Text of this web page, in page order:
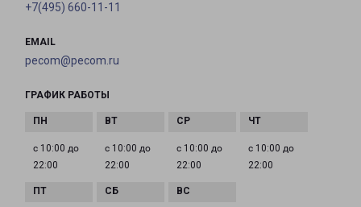
+7(495) 660-11-11
EMAIL
pecom@pecom.ru
ГРАФИК РАБОТЫ
с 10:00 до
22:00
с 10:00 до
22:00
с 10:00 до
22:00
с 10:00 до
22:00